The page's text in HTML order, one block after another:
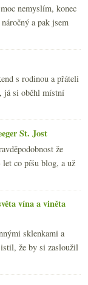
nemyslím, konec
a pak jsem
s rodinou a přáteli
já si oběhl místní
St. Jost
že
let co píšu blog, a už
vína a viněta
sklenkami a
že by si zasloužil